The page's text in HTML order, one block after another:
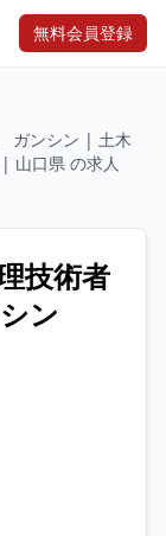
無料会員登録
ガンシン | 土木
山口県 の求人
技術者
ン